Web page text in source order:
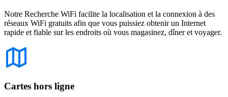
Notre Recherche WiFi facilite la localisation et la connexion à des
réseaux WiFi gratuits afin que vous puissiez obtenir un Internet
rapide et fiable sur les endroits où vous magasinez, dîner et voyager.
Cartes hors ligne